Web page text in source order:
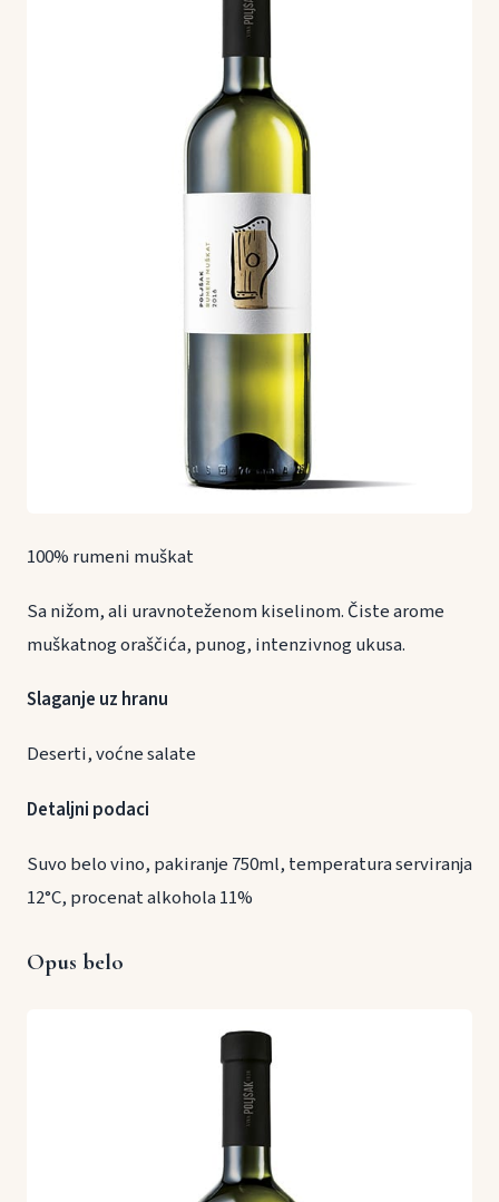
100% rumeni muškat
Sa nižom, ali uravnoteženom kiselinom. Čiste arome
muškatnog oraščića, punog, intenzivnog ukusa.
Slaganje uz hranu
Deserti, voćne salate
Detaljni podaci
Suvo belo vino, pakiranje 750ml, temperatura serviranja
12°C, procenat alkohola 11%
Opus belo